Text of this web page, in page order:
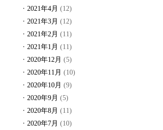
2021年4月 (12)
2021年3月 (12)
2021年2月 (11)
2021年1月 (11)
2020年12月 (5)
2020年11月 (10)
2020年10月 (9)
2020年9月 (5)
2020年8月 (11)
2020年7月 (10)